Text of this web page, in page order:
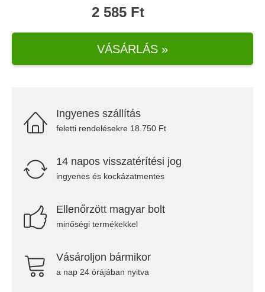
2 585 Ft
VÁSÁRLÁS »
Ingyenes szállítás
feletti rendelésekre 18.750 Ft
14 napos visszatérítési jog
ingyenes és kockázatmentes
Ellenőrzött magyar bolt
minőségi termékekkel
Vásároljon bármikor
a nap 24 órájában nyitva